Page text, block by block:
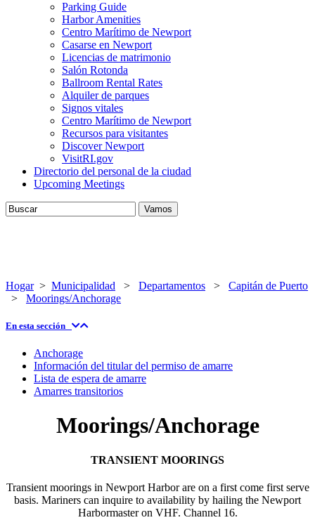
Parking Guide
Harbor Amenities
Centro Marítimo de Newport
Casarse en Newport
Licencias de matrimonio
Salón Rotonda
Ballroom Rental Rates
Alquiler de parques
Signos vitales
Centro Marítimo de Newport
Recursos para visitantes
Discover Newport
VisitRI.gov
Directorio del personal de la ciudad
Upcoming Meetings
Hogar> Municipalidad > Departamentos > Capitán de Puerto
> Moorings/Anchorage
En esta sección
Anchorage
Información del titular del permiso de amarre
Lista de espera de amarre
Amarres transitorios
Moorings/Anchorage
TRANSIENT MOORINGS
Transient moorings in Newport Harbor are on a first come first serve
basis. Mariners can inquire to availability by hailing the Newport
Harbormaster on VHF. Channel 16.